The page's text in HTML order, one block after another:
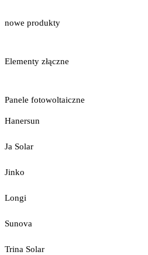
nowe produkty
Elementy złączne
Panele fotowoltaiczne
Hanersun
Ja Solar
Jinko
Longi
Sunova
Trina Solar